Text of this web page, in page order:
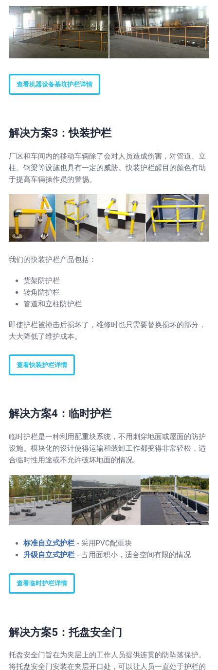
查看机器设备基坑护栏详情
解决方案3：快装护栏
厂区和车间内的移动车辆除了会对人员造成伤害，对管道、立
柱、钢梁等设施也具有一定的威胁。快装护栏醒目的颜色有助
于提高车辆操作员的警惕。
我们的快装护栏产品包括：
货架防护栏
转角防护栏
管道和立柱防护栏
即使护栏被撞击后损坏了，维修时也只需要替换损坏的部分，
大大降低了维护成本。
查看快装护栏详情
解决方案4：临时护栏
临时护栏是一种利用配重块系统，不用刺穿地面或屋面的防护
设施。模块化的设计使得运输和装卸工作都变得非常轻松，适
合临时性用途或不允许破坏地面的情况。
标准自立式护栏- 采用PVC配重块
升级自立式护栏- 占用面积小，适合空间有限的情况
查看临时护栏详情
解决方案5：托盘安全门
托盘安全门旨在为夹层上的工作人员提供连贯的防坠落保护。
将托盘安全门安装在夹层开口处，可以让人员一直处于护栏的